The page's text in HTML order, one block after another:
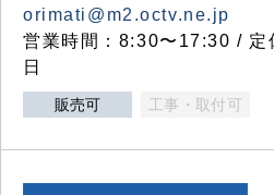
orimati@m2.octv.ne.jp
営業時間：8:30〜17:30 / 定
日
販売可 工事・取付可